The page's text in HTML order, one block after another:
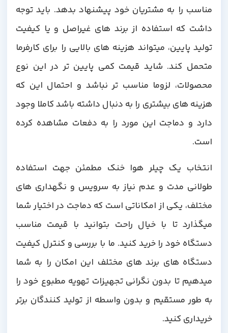
مناسب را به مشتریان خود پیشنهاد بدهد. باید توجه
داشت که استفاده از برند های غیراصل و یا کیفیت
تولید پایین، میتواند هزینه های بالایی را برای کارفرما
متحمل کند. شاید قیمت کمی پایین تر در این نوع
محصولات، لزوما مناسب تر نباشد و احتمال این که
هزینه های بیشتری را به دنبال داشته باشد کاملا وجود
دارد و دماجت این مورد را به دفعات مشاهده کرده
است.
انتخاب یک چیلر هوا خنک مطمئن جهت استفاده
طولانی مدت و عدم نیاز به سرویس و نگهداری های
مختلف، یکی از امکاناتی است که دماجت در اختیار شما
میگذارد تا با خیال راحت بتوانید با قیمت مناسب
دستگاه خود را خرید کنید. ما با بررسی و کنترل کیفیت
دستگاه های برند های مختلف این امکان را به شما
میدهیم تا بدون نگرانی تجهیزات تهویه مطبوع خود را
به طور مستقیم و بدون واسطه از تولید کنندگان برتر
خریداری کنید.